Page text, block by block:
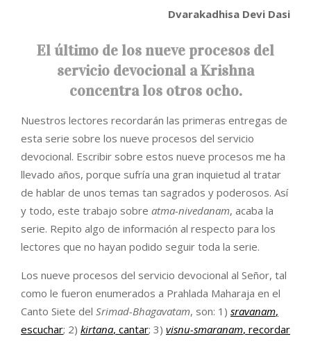
Dvarakadhisa Devi Dasi
El último de los nueve procesos del
servicio devocional a Krishna
concentra los otros ocho.
Nuestros lectores recordarán las primeras entregas de
esta serie sobre los nueve procesos del servicio
devocional. Escribir sobre estos nueve procesos me ha
llevado años, porque sufría una gran inquietud al tratar
de hablar de unos temas tan sagrados y poderosos. Así
y todo, este trabajo sobre atma-nivedanam, acaba la
serie. Repito algo de información al respecto para los
lectores que no hayan podido seguir toda la serie.
Los nueve procesos del servicio devocional al Señor, tal
como le fueron enumerados a Prahlada Maharaja en el
Canto Siete del Srimad-Bhagavatam, son: 1) sravanam,
escuchar; 2) kirtana, cantar; 3) visnu-smaranam, recordar